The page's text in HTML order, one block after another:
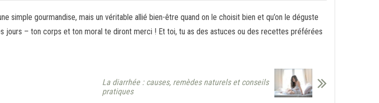
simple gourmandise, mais un véritable allié bien-être quand on le choisit bien et qu’on le déguste
jours – ton corps et ton moral te diront merci ! Et toi, tu as des astuces ou des recettes préférées
La diarrhée : causes, remèdes naturels et conseils
pratiques